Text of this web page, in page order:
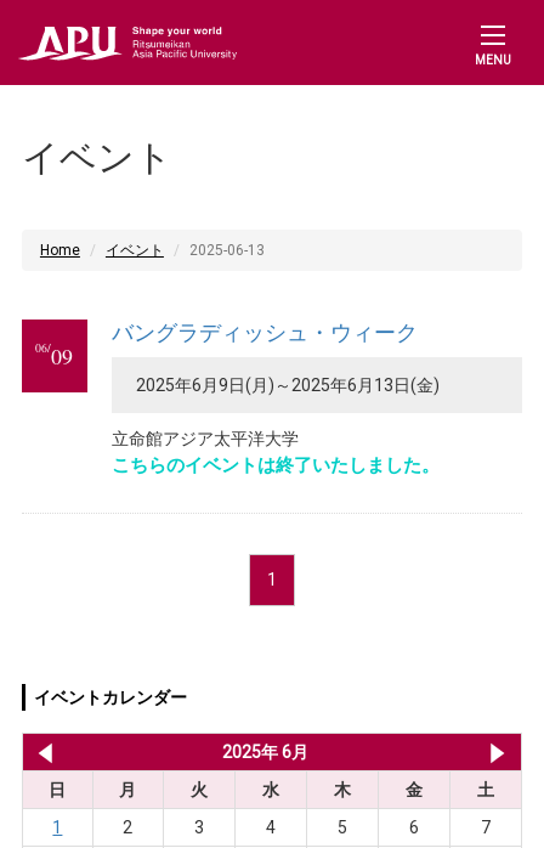
MENU
イベント
Home イベント 2025-06-13
06/09
バングラディッシュ・ウィーク
2025年6月9日(月)～2025年6月13日(金)
立命館アジア太平洋大学
こちらのイベントは終了いたしました。
1
イベントカレンダー
2025年 6月
日
月 火 水 木 金
土
1
2 3 4 5 6
7